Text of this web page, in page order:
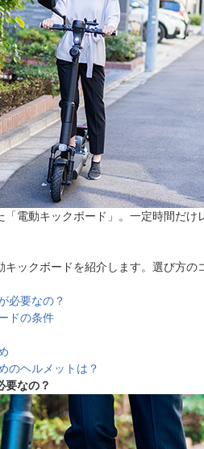
電動キックボード」。一定時間だ
ックボードを紹介します。選び方の
必要なの？
ドの条件
のヘルメットは？
要なの？